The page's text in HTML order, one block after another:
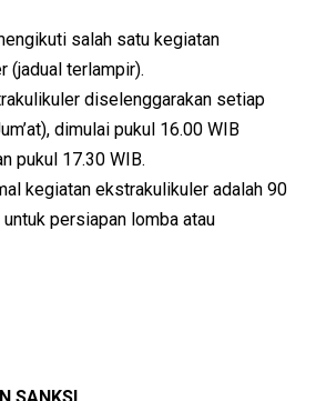
salah satu kegiatan
(jadual terlampir).
diselenggarakan setiap
dimulai pukul 16.00 WIB
pukul 17.30 WIB.
kegiatan ekstrakulikuler adalah 90
persiapan lomba atau